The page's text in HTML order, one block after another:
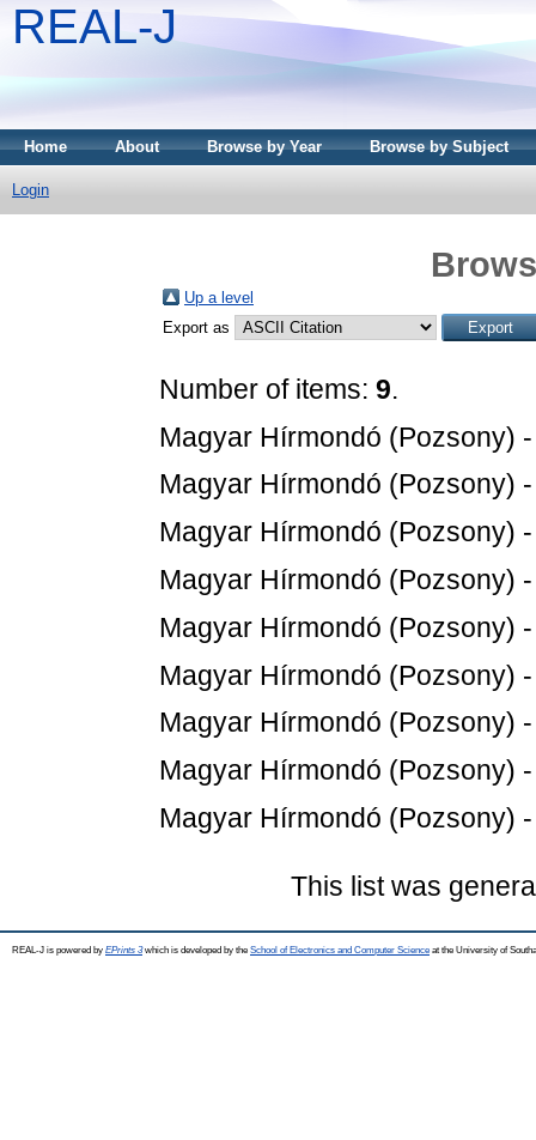
REAL-J
Home About Browse by Year Browse by Subject
Login
Up a level
Export as
Number of items: 9.
Magyar Hírmondó (Pozsony)
Magyar Hírmondó (Pozsony)
Magyar Hírmondó (Pozsony)
Magyar Hírmondó (Pozsony)
Magyar Hírmondó (Pozsony)
Magyar Hírmondó (Pozsony)
Magyar Hírmondó (Pozsony)
Magyar Hírmondó (Pozsony)
Magyar Hírmondó (Pozsony)
This list was
REAL-J is powered by EPrints 3which is developed by the School of Electronics and Computer Science at the University of